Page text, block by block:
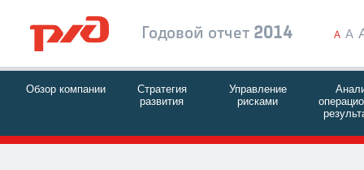
Годовой отчет 2014 A A
Обзор компании
Стратегия
развития
Управление
рисками